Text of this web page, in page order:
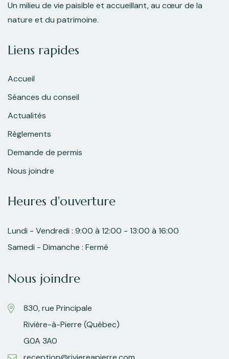
Un milieu de vie paisible et accueillant, au cœur de la
nature et du patrimoine.
Liens rapides
Accueil
Séances du conseil
Actualités
Règlements
Demande de permis
Nous joindre
Heures d'ouverture
Lundi - Vendredi : 9:00 à 12:00 - 13:00 à 16:00
Samedi - Dimanche : Fermé
Nous joindre
830, rue Principale
Rivière-à-Pierre (Québec)
G0A 3A0